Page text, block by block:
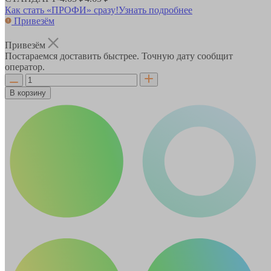
Как стать «ПРОФИ» сразу!Узнать подробнее
Привезём
Привезём
Постараемся доставить быстрее. Точную дату сообщит
оператор.
В корзину